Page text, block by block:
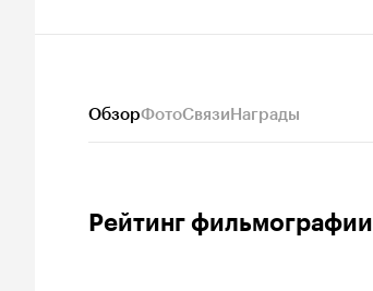
ОбзорФотоСвязиНаграды
Рейтинг фильмографии